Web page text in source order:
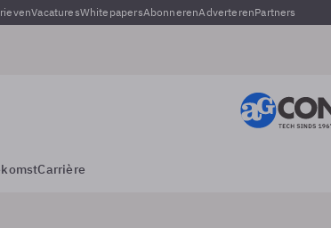
VacaturesWhitepapersAbonnerenAdverterenPartners
Carrière